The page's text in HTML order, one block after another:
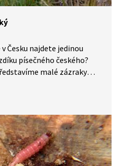
Česku najdete jedinou
písečného českého?
malé zázraky